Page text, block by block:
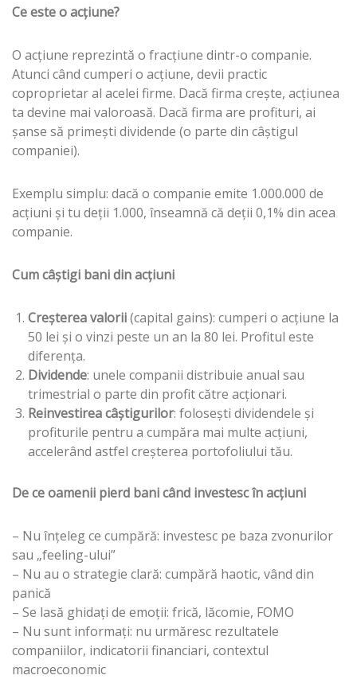
Ce este o acțiune?
O acțiune reprezintă o fracțiune dintr-o companie.
Atunci când cumperi o acțiune, devii practic
coproprietar al acelei firme. Dacă firma crește, acțiunea
ta devine mai valoroasă. Dacă firma are profituri, ai
șanse să primești dividende (o parte din câștigul
companiei).
Exemplu simplu: dacă o companie emite 1.000.000 de
acțiuni și tu deții 1.000, înseamnă că deții 0,1% din acea
companie.
Cum câștigi bani din acțiuni
Creșterea valorii(capital gains): cumperi o acțiune la
50 lei și o vinzi peste un an la 80 lei. Profitul este
diferența.
Dividende: unele companii distribuie anual sau
trimestrial o parte din profit către acționari.
Reinvestirea câștigurilor: folosești dividendele și
profiturile pentru a cumpăra mai multe acțiuni,
accelerând astfel creșterea portofoliului tău.
De ce oamenii pierd bani când investesc în acțiuni
– Nu înțeleg ce cumpără: investesc pe baza zvonurilor
sau „feeling-ului”
– Nu au o strategie clară: cumpără haotic, vând din
panică
– Se lasă ghidați de emoții: frică, lăcomie, FOMO
– Nu sunt informați: nu urmăresc rezultatele
companiilor, indicatorii financiari, contextul
macroeconomic